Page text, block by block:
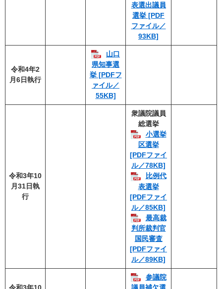
表選出議員
選挙 [PDF
ファイル／
93KB]
令和4年2
月6日執行
山口
県知事選
挙 [PDFフ
ァイル／
55KB]
令和3年10
月31日執
行
衆議院議員
総選挙
小選挙
区選挙
[PDFファイ
ル／78KB]
比例代
表選挙
[PDFファイ
ル／85KB]
最高裁
判所裁判官
国民審査
[PDFファイ
ル／89KB]
参議院